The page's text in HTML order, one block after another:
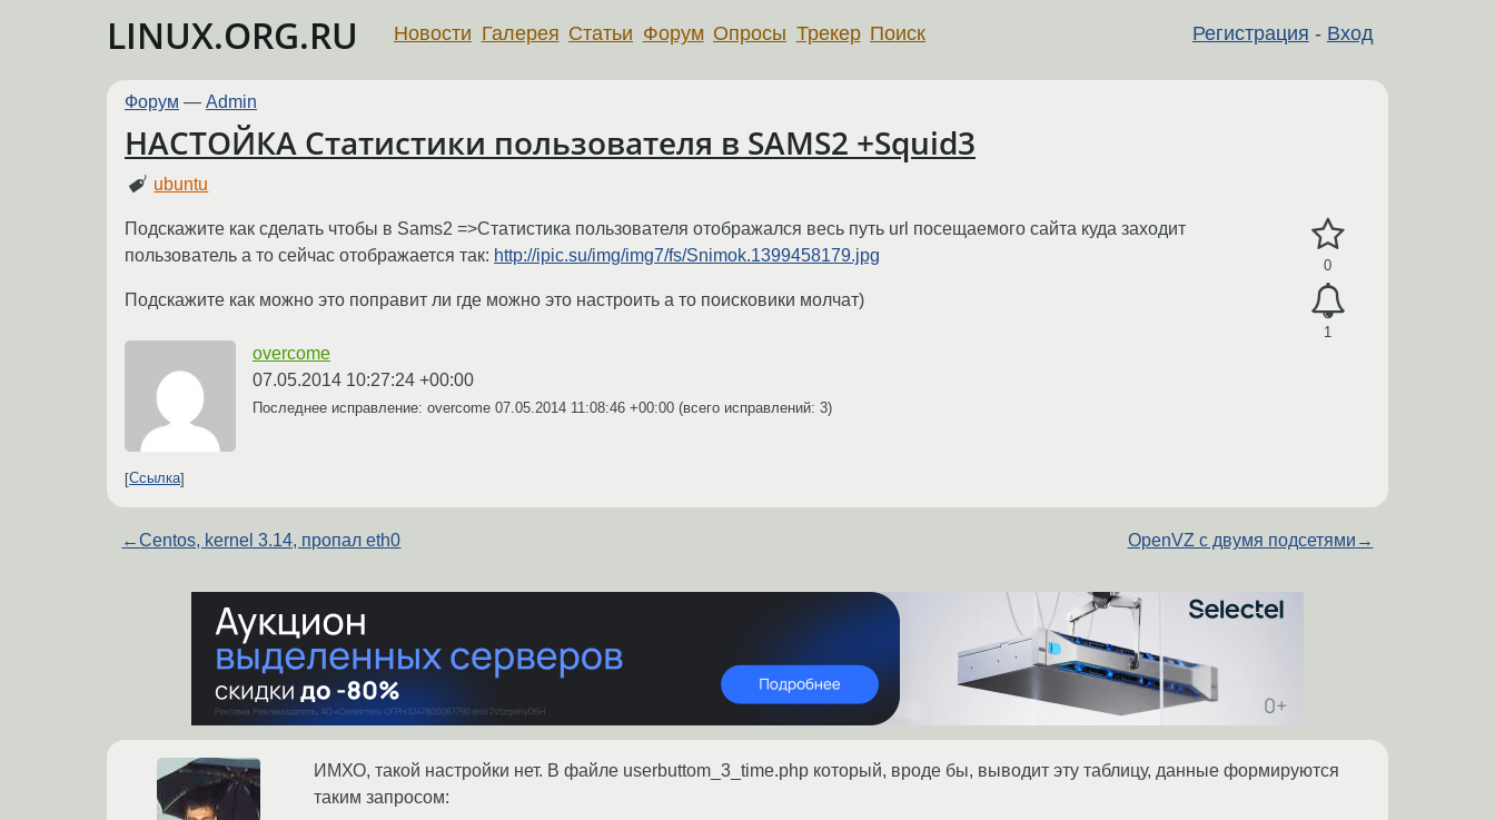
LINUX.ORG.RU Регистрация - Вход
Новости Галерея Статьи Форум Опросы Трекер Поиск
Форум — Admin
НАСТОЙКА Статистики пользователя в SAMS2 +Squid3
ubuntu
0
1
Подскажите как сделать чтобы в Sams2 =>Статистика пользователя отображался весь путь url посещаемого сайта куда заходит
пользователь а то сейчас отображается так: http://ipic.su/img/img7/fs/Snimok.1399458179.jpg
Подскажите как можно это поправит ли где можно это настроить а то поисковики молчат)
overcome
07.05.2014 10:27:24 +00:00
Последнее исправление: overcome 07.05.2014 11:08:46 +00:00 (всего исправлений: 3)
Ссылка
←Centos, kernel 3.14, пропал eth0 OpenVZ с двумя подсетями →
ИМХО, такой настройки нет. В файле userbuttom_3_time.php который, вроде бы, выводит эту таблицу, данные формируются
таким запросом: